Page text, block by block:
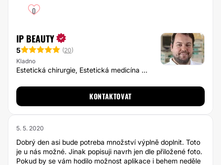
0
IP BEAUTY
5 (20)
Kladno
Estetická chirurgie, Estetická medicína ...
KONTAKTOVAT
5. 5. 2020
Dobrý den asi bude potreba množství výplně doplnit. Toto
je u nás možné. Jinak popisuji navrh jen dle přiložené foto.
Pokud by se vám hodilo možnost aplikace i behem neděle